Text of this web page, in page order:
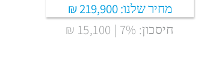
מחיר שלנו:219,900 ₪
חיסכון: 7% | 15,100 ₪